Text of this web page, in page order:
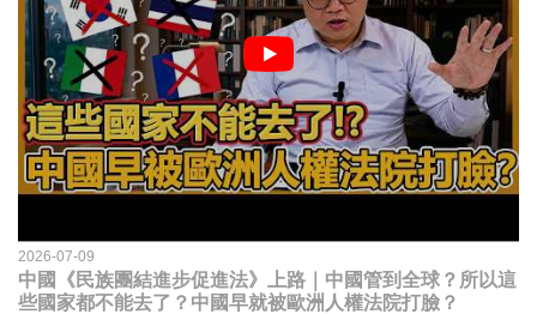
2026-07-09
中國《民族團結進步促進法》上路｜中國管到全球？所以這
些國家都不能去了？中國早就被歐洲人權法院打臉？